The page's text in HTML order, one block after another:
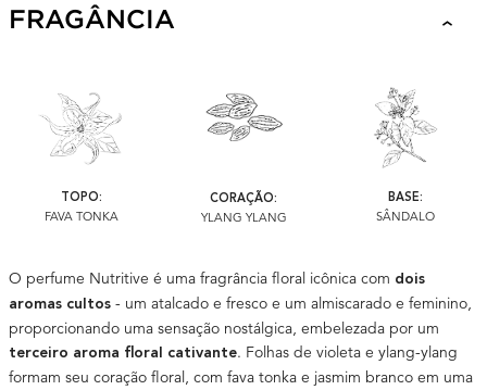
FRAGÂNCIA
TOPO:
FAVA TONKA
CORAÇÃO:
YLANG YLANG
BASE:
SÂNDALO
O perfume Nutritive é uma fragrância floral icônica com dois
aromas cultos - um atalcado e fresco e um almiscarado e feminino,
proporcionando uma sensação nostálgica, embelezada por um
terceiro aroma floral cativante. Folhas de violeta e ylang-ylang
formam seu coração floral, com fava tonka e jasmim branco em uma